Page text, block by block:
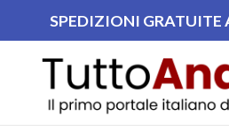
SPEDIZIONI GRATUITE